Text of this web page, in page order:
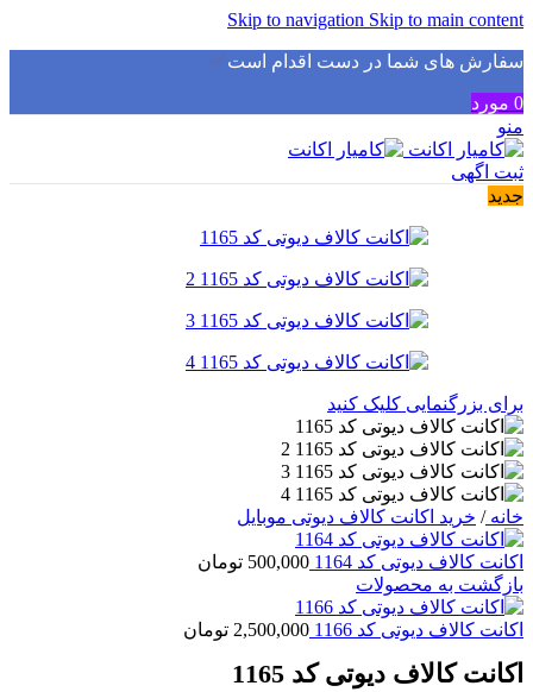
Skip to navigation Skip to main content
سفارش های شما در دست اقدام است✅
0 مورد
منو
ثبت اگهی
جدید
برای بزرگنمایی کلیک کنید
خانه/ خرید اکانت کالاف دیوتی موبایل
اکانت کالاف دیوتی کد 1164 500,000 تومان
بازگشت به محصولات
اکانت کالاف دیوتی کد 1166 2,500,000 تومان
اکانت کالاف دیوتی کد 1165